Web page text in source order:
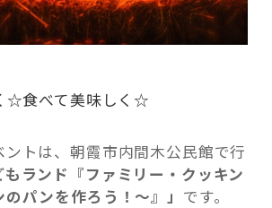
☆食べて美味しく☆
ントは、朝霞市内間木公民館で行
もランド『ファミリー・クッキン
パンを作ろう！～』」 です。